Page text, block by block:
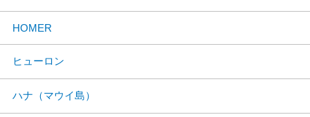
HOMER
ヒューロン
ハナ（マウイ島）